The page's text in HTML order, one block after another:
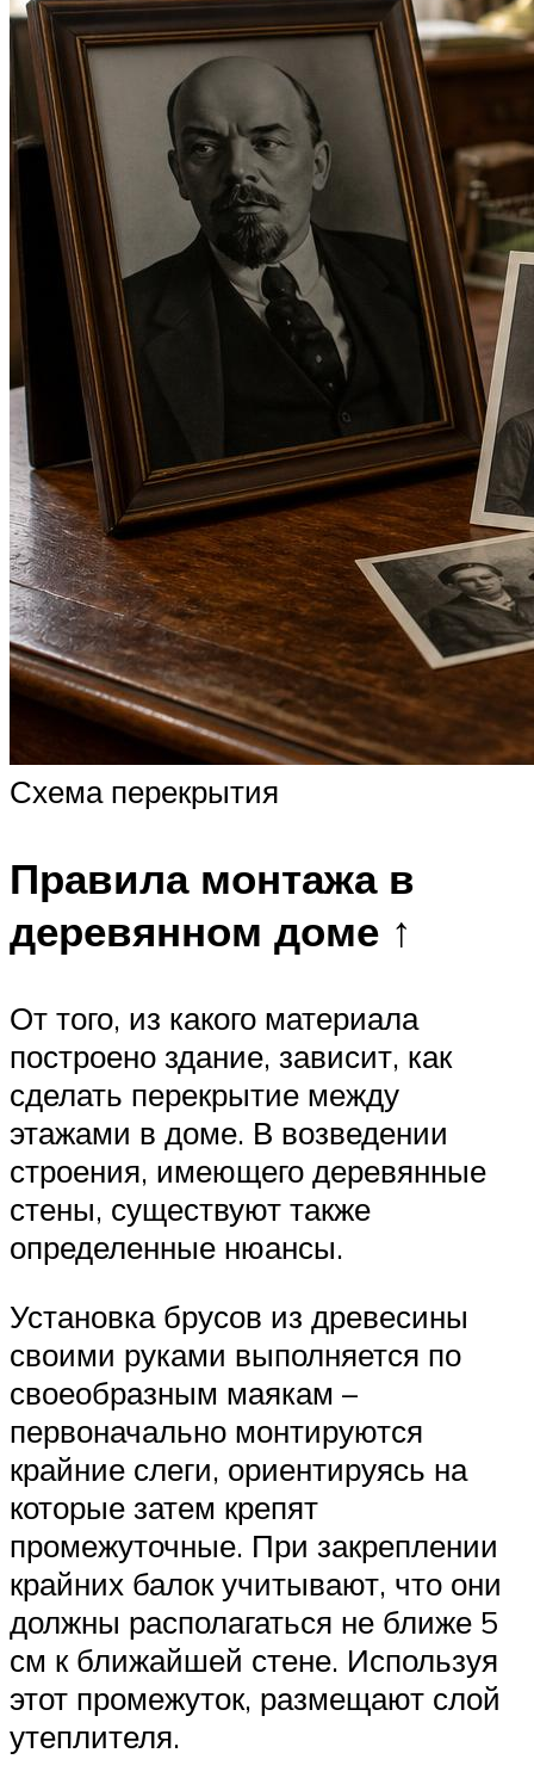
Схема перекрытия
Правила монтажа в
деревянном доме ↑
От того, из какого материала
построено здание, зависит, как
сделать перекрытие между
этажами в доме. В возведении
строения, имеющего деревянные
стены, существуют также
определенные нюансы.
Установка брусов из древесины
своими руками выполняется по
своеобразным маякам –
первоначально монтируются
крайние слеги, ориентируясь на
которые затем крепят
промежуточные. При закреплении
крайних балок учитывают, что они
должны располагаться не ближе 5
см к ближайшей стене. Используя
этот промежуток, размещают слой
утеплителя.